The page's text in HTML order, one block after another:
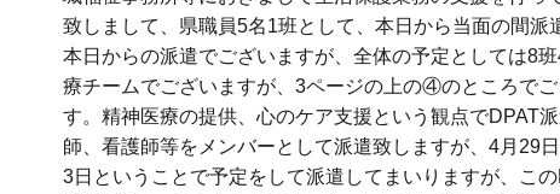
致しまして、県職員5名1班として、本日から当面の間派
本日からの派遣でございますが、全体の予定としては8
療チームでございますが、3ページの上の④のところで
す。精神医療の提供、心のケア支援という観点でDPAT
師、看護師等をメンバーとして派遣致しますが、4月29
3日ということで予定をして派遣してまいりますが、こ